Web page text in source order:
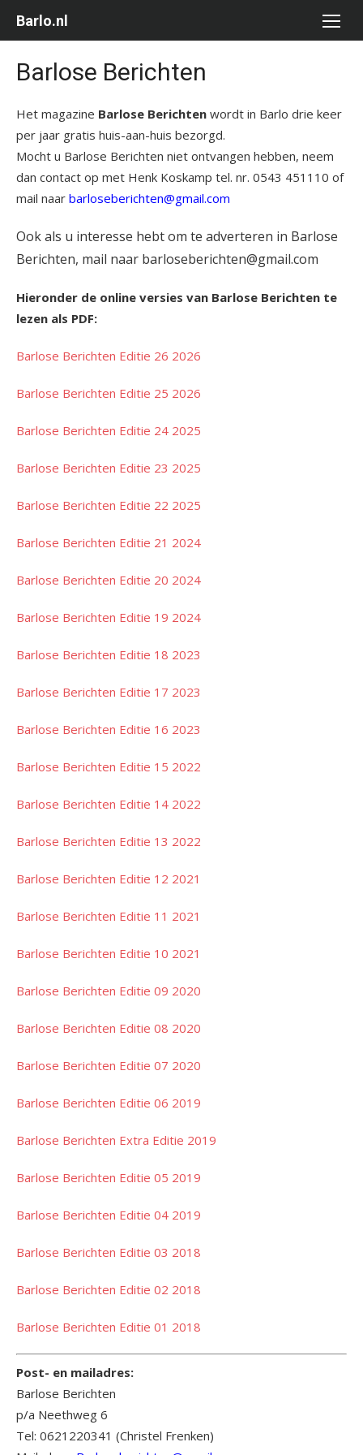
naar
inhoud
Barlo.nl
Barlose Berichten
Het magazine Barlose Berichten wordt in Barlo drie keer
per jaar gratis huis-aan-huis bezorgd.
Mocht u Barlose Berichten niet ontvangen hebben, neem
dan contact op met Henk Koskamp tel. nr. 0543 451110 of
mail naar barloseberichten@gmail.com
Ook als u interesse hebt om te adverteren in Barlose
Berichten, mail naar barloseberichten@gmail.com
Hieronder de online versies van Barlose Berichten te
lezen als PDF:
Barlose Berichten Editie 26 2026
Barlose Berichten Editie 25 2026
Barlose Berichten Editie 24 2025
Barlose Berichten Editie 23 2025
Barlose Berichten Editie 22 2025
Barlose Berichten Editie 21 2024
Barlose Berichten Editie 20 2024
Barlose Berichten Editie 19 2024
Barlose Berichten Editie 18 2023
Barlose Berichten Editie 17 2023
Barlose Berichten Editie 16 2023
Barlose Berichten Editie 15 2022
Barlose Berichten Editie 14 2022
Barlose Berichten Editie 13 2022
Barlose Berichten Editie 12 2021
Barlose Berichten Editie 11 2021
Barlose Berichten Editie 10 2021
Barlose Berichten Editie 09 2020
Barlose Berichten Editie 08 2020
Barlose Berichten Editie 07 2020
Barlose Berichten Editie 06 2019
Barlose Berichten Extra Editie 2019
Barlose Berichten Editie 05 2019
Barlose Berichten Editie 04 2019
Barlose Berichten Editie 03 2018
Barlose Berichten Editie 02 2018
Barlose Berichten Editie 01 2018
Post- en mailadres:
Barlose Berichten
p/a Neethweg 6
Tel: 0621220341 (Christel Frenken)